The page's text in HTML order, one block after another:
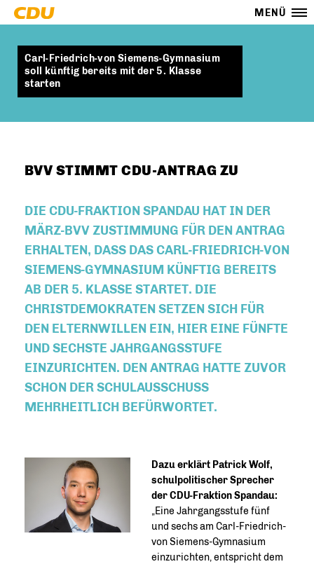
MENÜ
Carl-Friedrich-von Siemens-Gymnasium
soll künftig bereits mit der 5. Klasse
starten
BVV STIMMT CDU-ANTRAG ZU
DIE CDU-FRAKTION SPANDAU HAT IN DER
MÄRZ-BVV ZUSTIMMUNG FÜR DEN ANTRAG
ERHALTEN, DASS DAS CARL-FRIEDRICH-VON
SIEMENS-GYMNASIUM KÜNFTIG BEREITS
AB DER 5. KLASSE STARTET. DIE
CHRISTDEMOKRATEN SETZEN SICH FÜR
DEN ELTERNWILLEN EIN, HIER EINE FÜNFTE
UND SECHSTE JAHRGANGSSTUFE
EINZURICHTEN. DEN ANTRAG HATTE ZUVOR
SCHON DER SCHULAUSSCHUSS
MEHRHEITLICH BEFÜRWORTET.
Dazu erklärt Patrick Wolf,
schulpolitischer Sprecher
der CDU-Fraktion Spandau:
Eine Jahrgangsstufe fünf
und sechs am Carl-Friedrich-
von Siemens-Gymnasium
einzurichten, entspricht dem